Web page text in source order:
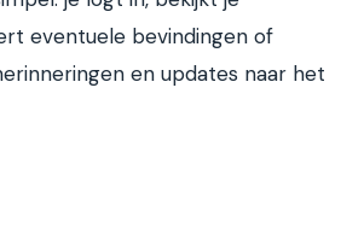
eventuele bevindingen of
en updates naar het